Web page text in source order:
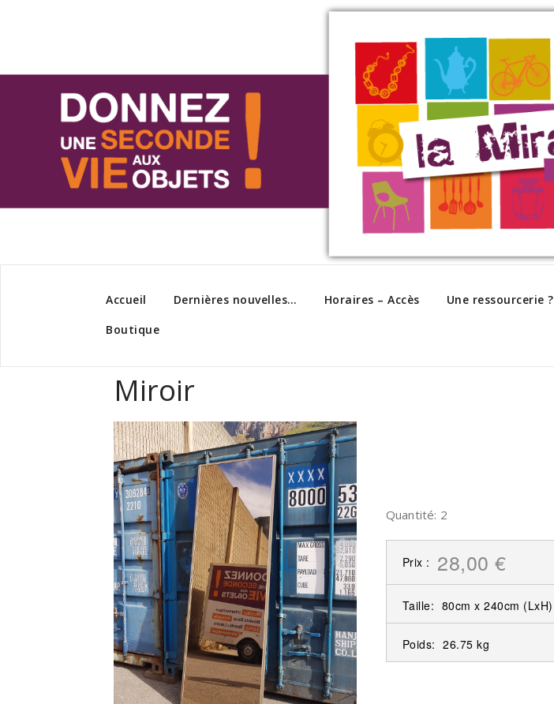
Accueil Dernières nouvelles… Horaires – Accès Une ressourcerie ?
Boutique
Miroir
Quantité: 2
Prix : 28,00 €
Taille: 80cm x 240cm (LxH)
Poids: 26.75 kg